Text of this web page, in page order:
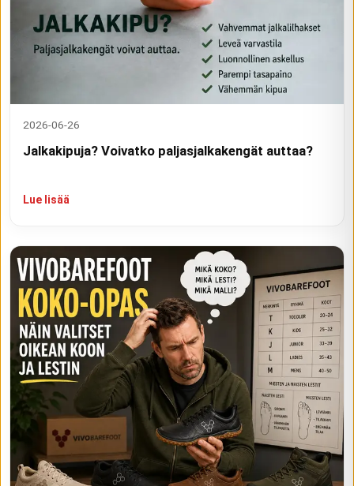
2026-06-26
Jalkakipuja? Voivatko paljasjalkakengät auttaa?
Lue lisää